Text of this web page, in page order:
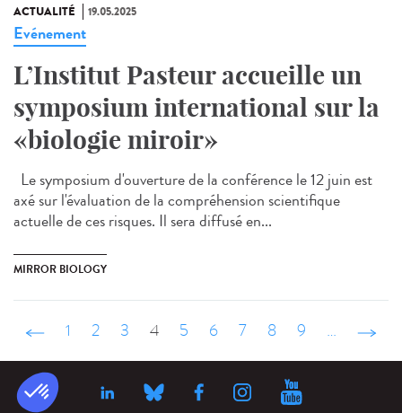
ACTUALITÉ 19.05.2025
Evénement
L’Institut Pasteur accueille un
symposium international sur la
«biologie miroir»
Le symposium d'ouverture de la conférence le 12 juin est
axé sur l'évaluation de la compréhension scientifique
actuelle de ces risques. Il sera diffusé en...
MIRROR BIOLOGY
‹ précédent
1 2 3 4 5 6 7 8 9 …